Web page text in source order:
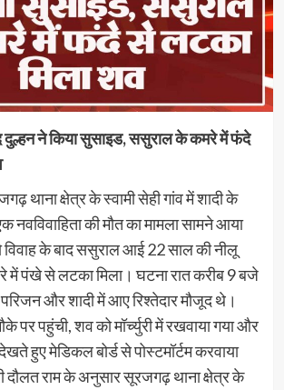
दुल्हन ने किया सुसाइड, ससुराल के कमरे में फंदे
थाना क्षेत्र के स्वामी सेही गांव में शादी के
नवविवाहिता की मौत का मामला सामने आया
के बाद ससुराल आई 22 साल की नीलू
में पंखे से लटका मिला। घटना रात करीब 9 बजे
और शादी में आए रिश्तेदार मौजूद थे।
पर पहुंची, शव को मॉर्च्युरी में रखवाया गया और
हुए मेडिकल बोर्ड से पोस्टमॉर्टम करवाया
दौलत राम के अनुसार सूरजगढ़ थाना क्षेत्र के